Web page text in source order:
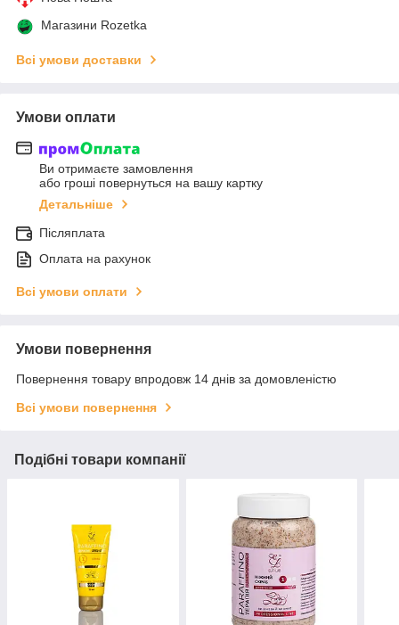
Магазини Rozetka
Всі умови доставки
Умови оплати
Ви отримаєте замовлення
або гроші повернуться на вашу картку
Детальніше
Післяплата
Оплата на рахунок
Всі умови оплати
Умови повернення
Повернення товару впродовж 14 днів за домовленістю
Всі умови повернення
Подібні товари компанії